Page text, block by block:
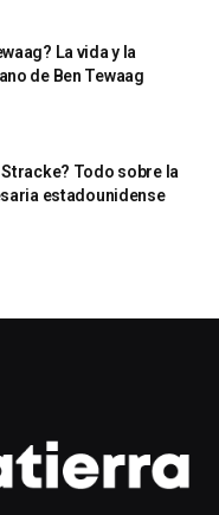
La vida y la
de Ben Tewaag
Todo sobre la
estadounidense